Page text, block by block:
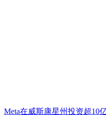
Meta在威斯康星州投资超10